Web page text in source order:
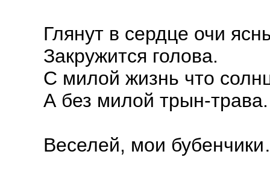
Глянут в сердце очи
Закружится голова.
С милой жизнь что
А без милой трын-трава.
Веселей, мои